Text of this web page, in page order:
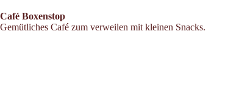
Café Boxenstop
Gemütliches Café zum verweilen mit kleinen Snacks.